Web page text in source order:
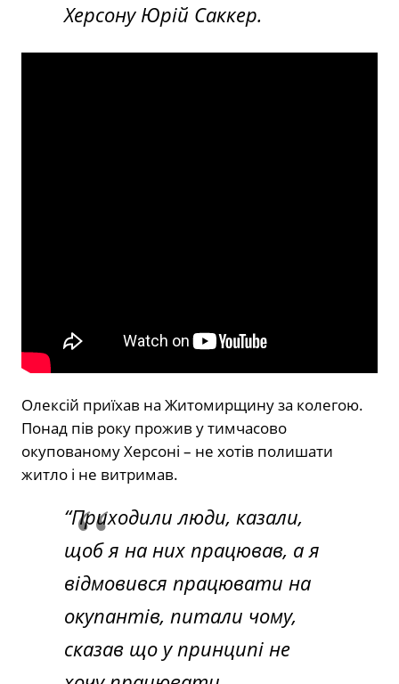
Херсону Юрій Саккер.
Олексій приїхав на Житомирщину за колегою.
Понад пів року прожив у тимчасово
окупованому Херсоні – не хотів полишати
житло і не витримав.
“Приходили люди, казали,
щоб я на них працював, а я
відмовився працювати на
окупантів, питали чому,
сказав що у принципі не